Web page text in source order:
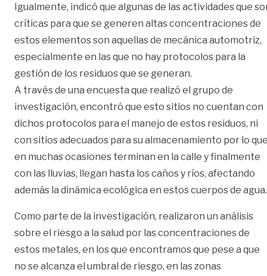
Igualmente, indicó que algunas de las actividades que
críticas para que se generen altas concentraciones de
estos elementos son aquellas de mecánica automotriz,
especialmente en las que no hay protocolos para la
gestión de los residuos que se generan.
A través de una encuesta que realizó el grupo de
investigación, encontró que esto sitios no cuentan con
dichos protocolos para el manejo de estos residuos, ni
con sitios adecuados para su almacenamiento por lo
en muchas ocasiones terminan en la calle y finalmente
con las lluvias, llegan hasta los caños y ríos, afectando
además la dinámica ecológica en estos cuerpos de agua.
Como parte de la investigación, realizaron un análisis
sobre el riesgo a la salud por las concentraciones de
estos metales, en los que encontramos que pese a que
no se alcanza el umbral de riesgo, en las zonas